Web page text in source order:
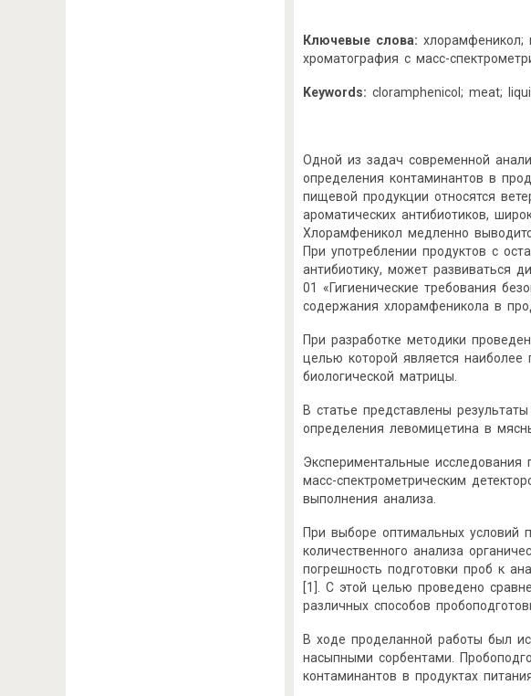
Ключевые слова: хлорамфеникол;
хроматография с масс-
Keywords: cloramphenicol; meat;
Одной из задач современной
определения контаминантов в
пищевой продукции относятся
ароматических антибиотиков,
Хлорамфеникол медленно
При употреблении продуктов с
антибиотику, может развиваться
01 «Гигиенические требования
содержания хлорамфеникола в
При разработке методики
целью которой является наиболее
биологической матрицы.
В статье представлены
определения левомицетина в
Экспериментальные
масс-спектрометрическим
выполнения анализа.
При выборе оптимальных условий
количественного анализа
погрешность подготовки проб к
[1]. С этой целью проведено
различных способов
В ходе проделанной работы был
насыпными сорбентами.
контаминантов в продуктах